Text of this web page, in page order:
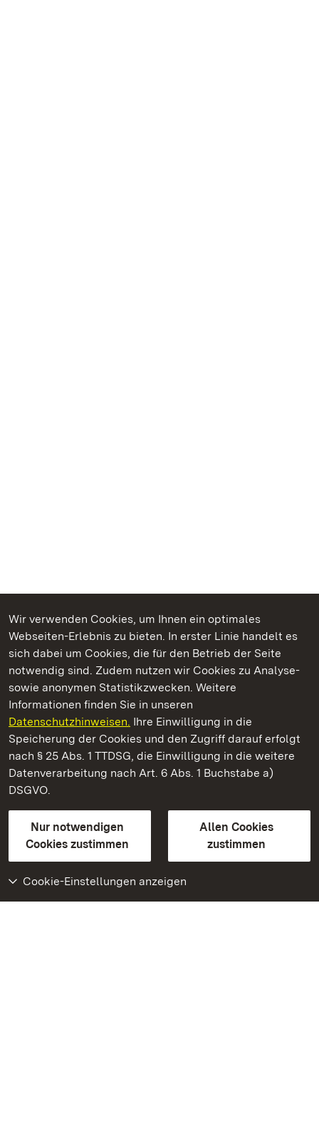
Wir verwenden Cookies, um Ihnen ein optimales
Webseiten-Erlebnis zu bieten. In erster Linie handelt es
sich dabei um Cookies, die für den Betrieb der Seite
notwendig sind. Zudem nutzen wir Cookies zu Analyse-
sowie anonymen Statistikzwecken. Weitere
Informationen finden Sie in unseren
Datenschutzhinweisen. Ihre Einwilligung in die
Speicherung der Cookies und den Zugriff darauf erfolgt
nach § 25 Abs. 1 TTDSG, die Einwilligung in die weitere
Datenverarbeitung nach Art. 6 Abs. 1 Buchstabe a)
DSGVO.
Nur notwendigen
Cookies zustimmen
Allen Cookies
zustimmen
Cookie-Einstellungen anzeigen
Kommen. Staunen. Genießen.
Staatliche Schlösser und Gärten Baden‑Württemberg
Staatliche Schlösser und Gärten Baden-Württemberg
Kontakt
GebärdenspracheLeichte Sprache
Erklärung zur Barrierefreiheit
BITV-konform (geprüfte Seiten)
Weiteres